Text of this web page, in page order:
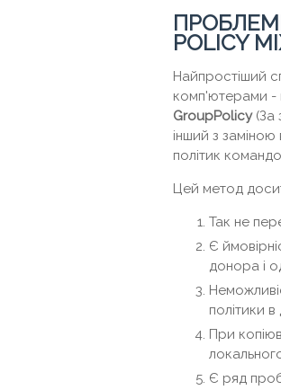
POLICY
Найпростіший
комп'ютерами -
GroupPolicy(За
інший з заміною
політик
Цей метод
Так не
Є
донора і
політики
При
Є ряд